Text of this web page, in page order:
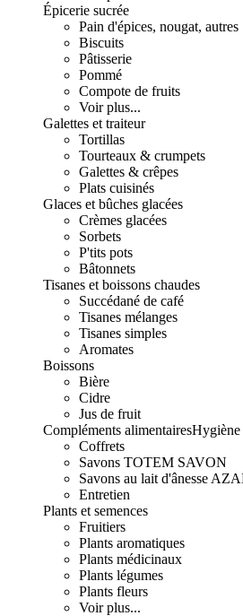
Épicerie sucrée
Pain d'épices, nougat, autres
Biscuits
Pâtisserie
Pommé
Compote de fruits
Voir plus...
Galettes et traiteur
Tortillas
Tourteaux & crumpets
Galettes & crêpes
Plats cuisinés
Glaces et bûches glacées
Crèmes glacées
Sorbets
P'tits pots
Bâtonnets
Tisanes et boissons chaudes
Succédané de café
Tisanes mélanges
Tisanes simples
Aromates
Boissons
Bière
Cidre
Jus de fruit
Compléments alimentairesHygiène
Coffrets
Savons TOTEM SAVON
Savons au lait d'ânesse
Entretien
Plants et semences
Fruitiers
Plants aromatiques
Plants médicinaux
Plants légumes
Plants fleurs
Voir plus...